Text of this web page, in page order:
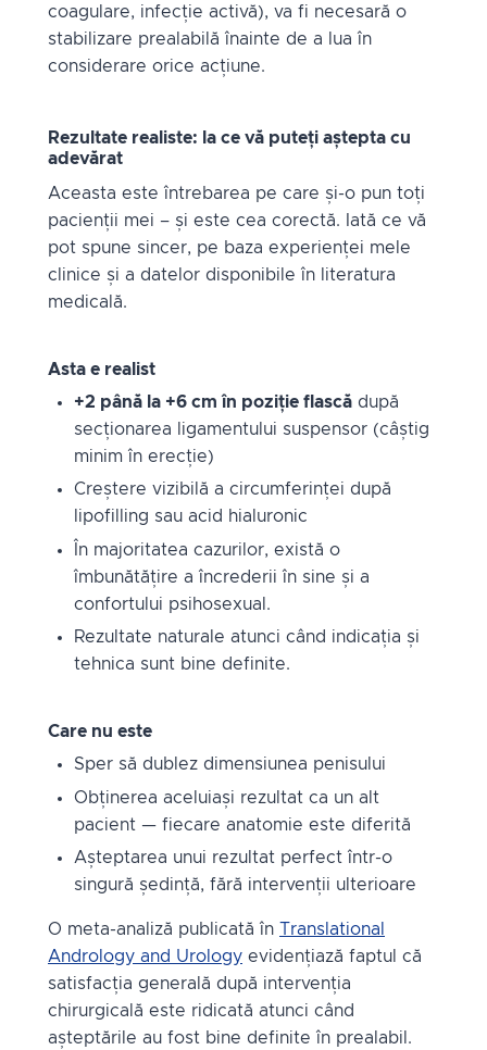
coagulare, infecție activă), va fi necesară o
stabilizare prealabilă înainte de a lua în
considerare orice acțiune.
Rezultate realiste: la ce vă puteți aștepta cu
adevărat
Aceasta este întrebarea pe care și-o pun toți
pacienții mei – și este cea corectă. Iată ce vă
pot spune sincer, pe baza experienței mele
clinice și a datelor disponibile în literatura
medicală.
Asta e realist
+2 până la +6 cm în poziție flască după
secționarea ligamentului suspensor (câștig
minim în erecție)
Creștere vizibilă a circumferinței după
lipofilling sau acid hialuronic
În majoritatea cazurilor, există o
îmbunătățire a încrederii în sine și a
confortului psihosexual.
Rezultate naturale atunci când indicația și
tehnica sunt bine definite.
Care nu este
Sper să dublez dimensiunea penisului
Obținerea aceluiași rezultat ca un alt
pacient — fiecare anatomie este diferită
Așteptarea unui rezultat perfect într-o
singură ședință, fără intervenții ulterioare
O meta-analiză publicată în Translational
Andrology and Urology evidențiază faptul că
satisfacția generală după intervenția
chirurgicală este ridicată atunci când
așteptările au fost bine definite în prealabil.